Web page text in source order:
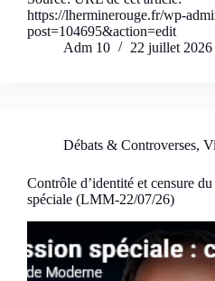
https://lherminerouge.fr/wp-
post=104695&action=edit
Adm 10
22 juillet 2026
Débats & Controverses,
Contrôle d’identité et censure
spéciale (LMM-22/07/26)